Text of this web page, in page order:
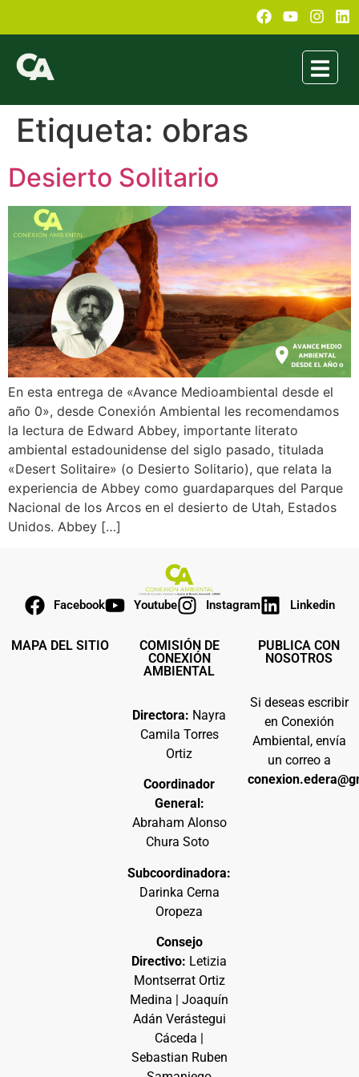
Etiqueta: obras
Desierto Solitario
En esta entrega de «Avance Medioambiental desde el
año 0», desde Conexión Ambiental les recomendamos
la lectura de Edward Abbey, importante literato
ambiental estadounidense del siglo pasado, titulada
«Desert Solitaire» (o Desierto Solitario), que relata la
experiencia de Abbey como guardaparques del Parque
Nacional de los Arcos en el desierto de Utah, Estados
Unidos. Abbey […]
Facebook Youtube Instagram Linkedin
MAPA DEL SITIO
COMISIÓN DE
CONEXIÓN
AMBIENTAL
Directora: Nayra
Camila Torres
Ortiz
Coordinador
General:
Abraham Alonso
Chura Soto
Subcoordinadora:
Darinka Cerna
Oropeza
Consejo
Directivo: Letizia
Montserrat Ortiz
Medina | Joaquín
Adán Verástegui
Cáceda |
Sebastian Ruben
PUBLICA CON
NOSOTROS
Si deseas escribir
en Conexión
Ambiental, envía
un correo a